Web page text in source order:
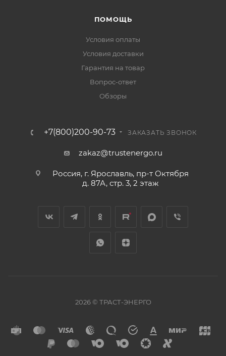
ПОМОЩЬ
Условия оплаты
Условия доставки
Гарантия на товар
Вопрос-ответ
Обзоры
+7(800)200-90-73 ЗАКАЗАТЬ ЗВОНОК
zakaz@trustenergo.ru
Россия, г. Ярославль, пр-т Октября
д. 87А, стр. 3, 2 этаж
2026 © ТРАСТ-ЭНЕРГО